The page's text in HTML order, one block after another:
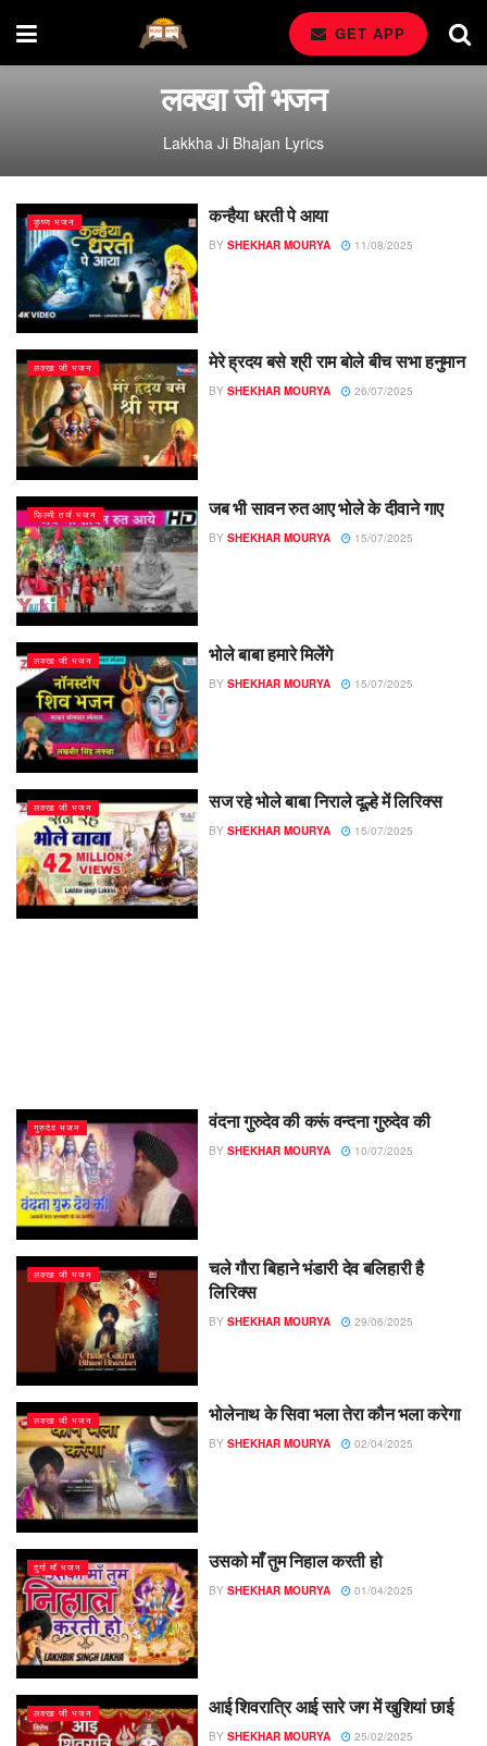
GET APP
लक्खा जी भजन
Lakkha Ji Bhajan Lyrics
कृष्ण भजन कन्हैया धरती पे आया
BY SHEKHAR MOURYA 11/08/2025
लक्खा जी भजन मेरे ह्रदय बसे श्री राम बोले बीच सभा हनुमान
BY SHEKHAR MOURYA 26/07/2025
फिल्मी तर्ज भजन जब भी सावन रुत आए भोले के दीवाने गाए
BY SHEKHAR MOURYA 15/07/2025
लक्खा जी भजन भोले बाबा हमारे मिलेंगे
BY SHEKHAR MOURYA 15/07/2025
लक्खा जी भजन सज रहे भोले बाबा निराले दूल्हे में लिरिक्स
BY SHEKHAR MOURYA 15/07/2025
गुरुदेव भजन वंदना गुरुदेव की करूं वन्दना गुरुदेव की
BY SHEKHAR MOURYA 10/07/2025
लक्खा जी भजन
चले गौरा बिहाने भंडारी देव बलिहारी है
लिरिक्स
BY SHEKHAR MOURYA 29/06/2025
लक्खा जी भजन भोलेनाथ के सिवा भला तेरा कौन भला करेगा
BY SHEKHAR MOURYA 02/04/2025
दुर्गा माँ भजन उसको माँ तुम निहाल करती हो
BY SHEKHAR MOURYA 01/04/2025
लक्खा जी भजन आई शिवरात्रि आई सारे जग में खुशियां छाई
BY SHEKHAR MOURYA 25/02/2025